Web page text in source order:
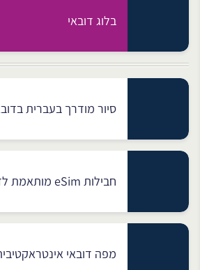
בלוג דובאי
סיור מודרך בעברית
חבילות eSim מותאמת לדובאי
מפה דובאי